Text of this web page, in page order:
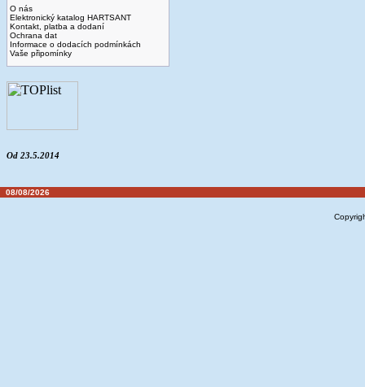
O nás
Elektronický katalog HARTSANT
Kontakt, platba a dodaní
Ochrana dat
Informace o dodacích podmínkách
Vaše připomínky
Od 23.5.2014
08/08/2026